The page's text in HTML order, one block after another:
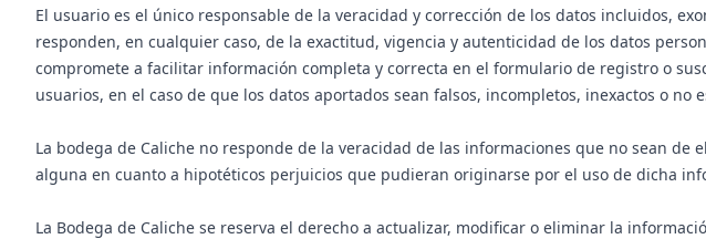
El usuario es el único responsable de la veracidad y corrección de los datos incluidos,
responden, en cualquier caso, de la exactitud, vigencia y autenticidad de los datos
compromete a facilitar información completa y correcta en el formulario de registro o
usuarios, en el caso de que los datos aportados sean falsos, incompletos, inexactos o no
La bodega de Caliche no responde de la veracidad de las informaciones que no sean
alguna en cuanto a hipotéticos perjuicios que pudieran originarse por el uso de dicha
La Bodega de Caliche se reserva el derecho a actualizar, modificar o eliminar la